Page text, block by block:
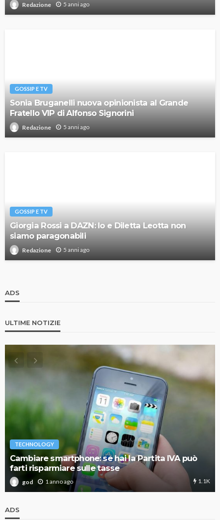
Redazione 5 anni ago
GOSSIP E TV
Sonia Bruganelli nuova opinionista al Grande
Fratello VIP di Alfonso Signorini
Redazione 5 anni ago
GOSSIP E TV
Giorgia Rossi a DAZN: Io e Diletta Leotta non
siamo paragonabili
Redazione 5 anni ago
ADS
ULTIME NOTIZIE
TECHNOLOGY
Cambiare smartphone: se hai la Partita IVA può
farti risparmiare sulle tasse
god 1 anno ago 1.1K
ADS